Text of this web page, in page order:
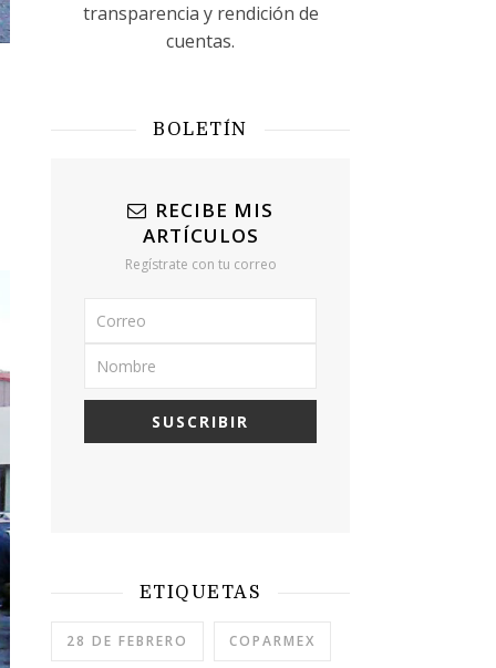
transparencia y rendición de
cuentas.
BOLETÍN
RECIBE MIS
ARTÍCULOS
Regístrate con tu correo
ETIQUETAS
28 DE FEBRERO COPARMEX